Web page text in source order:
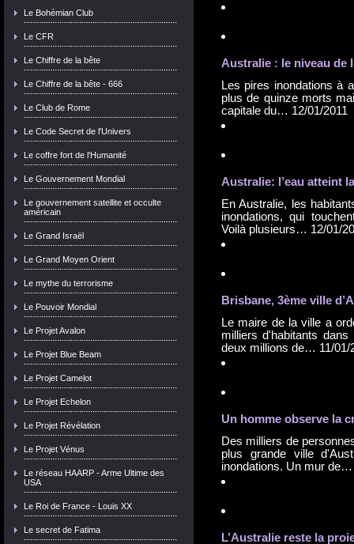
Le Bohémian Club
Le CFR
Le Chiffre de la bête
Le Chiffre de la bête - 666
Le Club de Rome
Le Code Secret de l'Univers
Le coffre fort de l'Humanité
Le Gouvernement Mondial
Le gouvernement satellite et occulte
américain
Le Grand Israël
Le Grand Moyen Orient
Le mythe du terrorisme
Le Pouvoir Mondial
Le Projet Avalon
Le Projet Blue Beam
Le Projet Camelot
Le Projet Echelon
Le Projet Révélation
Le Projet Vénus
Le réseau HAARP - Arme Ultime des
USA
Le Roi de France - Louis XX
Le secret de Fatima
Australie : le niveau de
Les pires inondations à
plus de quinze morts
capitale du… 12/01/2011
Australie: l’eau atteint
En Australie, les
inondations, qui
Voilà plusieurs… 12/01/
Brisbane, 3ème ville
Le maire de la ville a
milliers d'habitants
deux millions de… 11/01/
Un homme observe la
Des milliers de
plus grande ville
inondations. Un mur
L’Australie reste la